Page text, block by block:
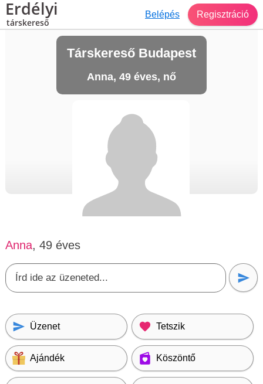
Erdélyi
társkereső
Belépés Regisztráció
Társkereső Budapest
Anna, 49 éves, nő
Anna, 49 éves
Üzenet Tetszik
Ajándék Köszöntő